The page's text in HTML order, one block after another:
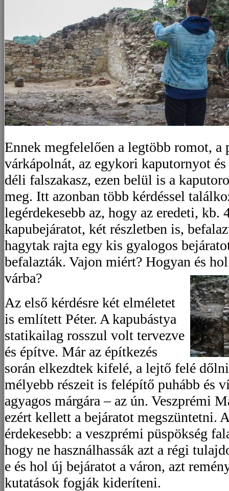
Ennek megfelelően a legtöbb romot, a
várkápolnát, az egykori kaputornyot
déli falszakasz, ezen belül is a
meg. Itt azonban több kérdéssel
legérdekesebb az, hogy az eredeti, kb.
kapubejáratot, két részletben is,
hagytak rajta egy kis gyalogos
befalazták. Vajon miért? Hogyan és
várba?
Az első kérdésre két elméletet
is említett Péter. A kapubástya
statikailag rosszul volt tervezve
és építve. Már az építkezés
során elkezdtek kifelé, a lejtő felé
mélyebb részeit is felépítő puhább és
agyagos márgára – az ún. Veszprémi
ezért kellett a bejáratot megszüntetni.
érdekesebb: a veszprémi püspökség
hogy ne használhassák azt a régi
e és hol új bejáratot a váron, azt
kutatások fogják kideríteni.